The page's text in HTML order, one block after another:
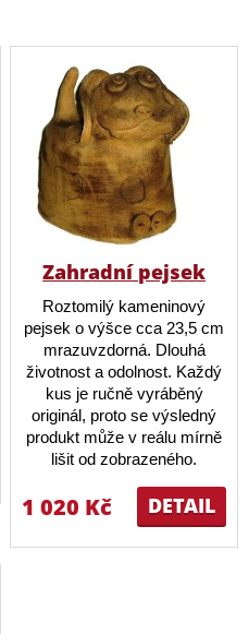
Zahradní pejsek
Roztomilý kameninový
pejsek o výšce cca 23,5 cm
mrazuvzdorná. Dlouhá
životnost a odolnost. Každý
kus je ručně vyráběný
originál, proto se výsledný
produkt může v reálu mírně
lišit od zobrazeného.
DETAIL
1 020 Kč